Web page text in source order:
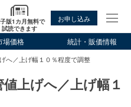
版1カ月無料で
試読できます
お申し込み
場価格 統計・販価情報
へ／上げ幅１０％程度で調整
上げへ／上げ幅１